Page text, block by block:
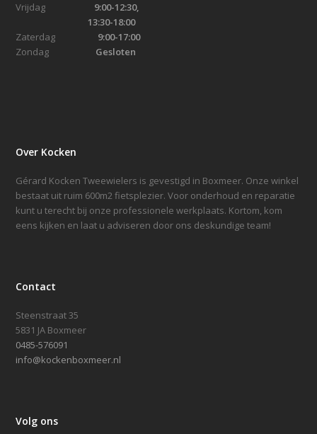
Vrijdag 9:00-12:30,
13:30-18:00
Zaterdag 9:00-17:00
Zondag Gesloten
Over Kocken
Gérard Kocken Tweewielers is gevestigd in Boxmeer. Onze winkel
bestaat uit ruim 600m2 fietsplezier. Voor onderhoud en reparatie
kunt u terecht bij onze professionele werkplaats. Kortom, kom
eens kijken en laat u adviseren door ons deskundige team!
Contact
Steenstraat 35
5831 JA Boxmeer
0485-576091
info@kockenboxmeer.nl
Volg ons